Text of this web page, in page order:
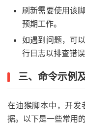
刷新需要使用该
预期工作。
如遇到问题，可
行日志以排查错误
三、命令示例
在油猴脚本中，开发
据。以下是一些常用